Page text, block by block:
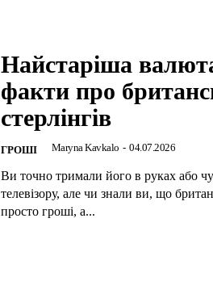
Найстаріша
факти про
стерлінгів
ГРОШІ Maryna Kavkalo - 04.07.2026
Ви точно тримали його в руках або
телевізору, але чи знали ви, що
просто гроші, а...